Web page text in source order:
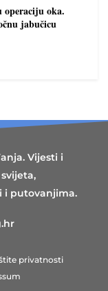
operaciju oka.
jabučicu
Vijesti i
i putovanjima.
privatnosti